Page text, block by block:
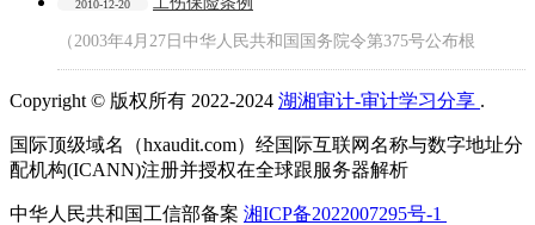
2010-12-20
（2003年4月27日中华人民共和国国务院令第375号公布根
Copyright © 版权所有 2022-2024 湖湘审计-审计学习分享 .
国际顶级域名（hxaudit.com）经国际互联网名称与数字地址分
配机构(ICANN)注册并授权在全球跟服务器解析
中华人民共和国工信部备案 湘ICP备2022007295号-1